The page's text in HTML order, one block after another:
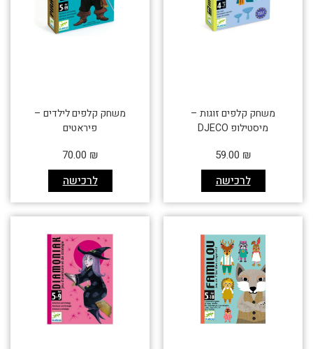
משחק קלפים זוגות –
מיסטילופ DJECO
לרכישה
59.00 ₪
משחק קלפים לילדים –
פיראטים
לרכישה
70.00 ₪